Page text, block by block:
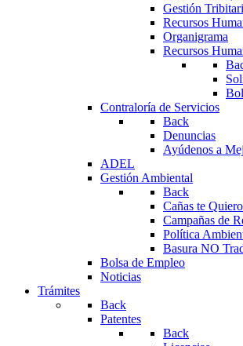
Gestión
Recursos
Organigrama
Recursos
Contraloría de Servicios
Back
Denuncias
Ayúdenos a
ADEL
Gestión Ambiental
Back
Cañas te
Campañas de
Política
Basura NO
Bolsa de Empleo
Noticias
Trámites
Back
Patentes
Back